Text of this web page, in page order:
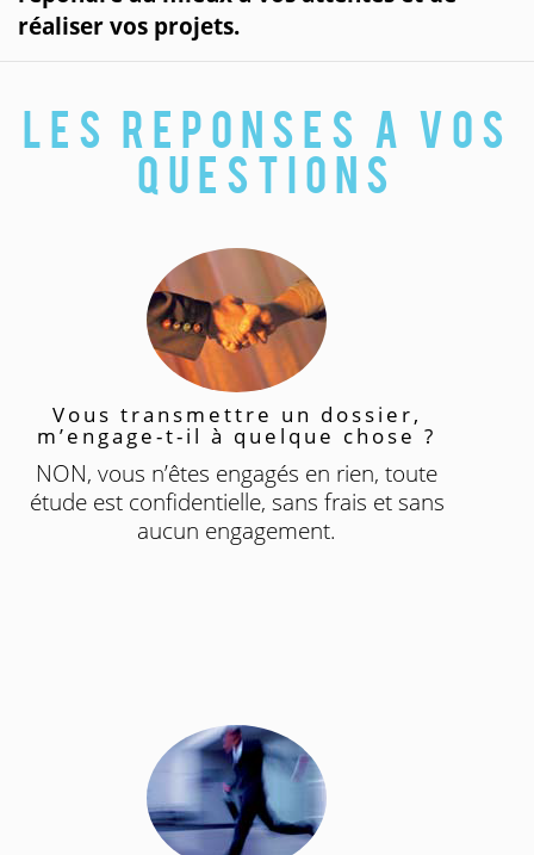
réaliser vos projets.
Les reponses a vos
questions
Vous transmettre un dossier,
m’engage-t-il à quelque chose ?
NON, vous n’êtes engagés en rien, toute
étude est confidentielle, sans frais et sans
aucun engagement.